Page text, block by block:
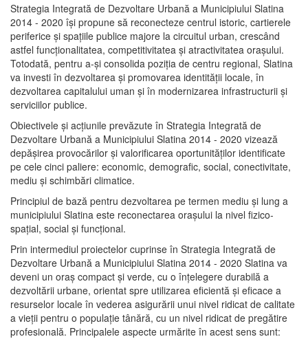
Strategia Integrată de Dezvoltare Urbană a Municipiului Slatina
2014 - 2020 își propune să reconecteze centrul istoric, cartierele
periferice şi spaţiile publice majore la circuitul urban, crescând
astfel funcţionalitatea, competitivitatea şi atractivitatea oraşului.
Totodată, pentru a-şi consolida poziţia de centru regional, Slatina
va investi în dezvoltarea şi promovarea identităţii locale, în
dezvoltarea capitalului uman şi în modernizarea infrastructurii şi
serviciilor publice.
Obiectivele şi acţiunile prevăzute în Strategia Integrată de
Dezvoltare Urbană a Municipiului Slatina 2014 - 2020 vizează
depășirea provocărilor şi valorificarea oportunităţilor identificate
pe cele cinci paliere: economic, demografic, social, conectivitate,
mediu şi schimbări climatice.
Principiul de bază pentru dezvoltarea pe termen mediu şi lung a
municipiului Slatina este reconectarea oraşului la nivel fizico-
spaţial, social şi funcţional.
Prin intermediul proiectelor cuprinse în Strategia Integrată de
Dezvoltare Urbană a Municipiului Slatina 2014 - 2020 Slatina va
deveni un oraş compact şi verde, cu o înţelegere durabilă a
dezvoltării urbane, orientat spre utilizarea eficientă şi eficace a
resurselor locale în vederea asigurării unui nivel ridicat de calitate
a vieţii pentru o populaţie tânără, cu un nivel ridicat de pregătire
profesională. Principalele aspecte urmărite în acest sens sunt: